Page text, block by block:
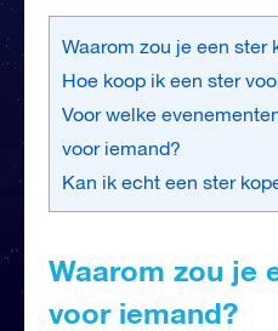
Waarom zou je een ster
Hoe koop ik een ster
Voor welke
voor iemand?
Kan ik echt een ster
Waarom zou je
voor iemand?